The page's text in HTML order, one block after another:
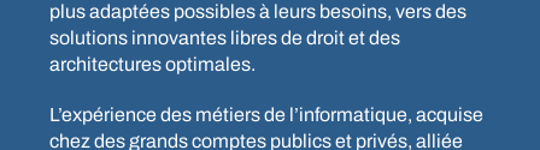
plus adaptées possibles à leurs besoins, vers des
solutions innovantes libres de droit et des
architectures optimales.
L’expérience des métiers de l’informatique, acquise
chez des grands comptes publics et privés, alliée